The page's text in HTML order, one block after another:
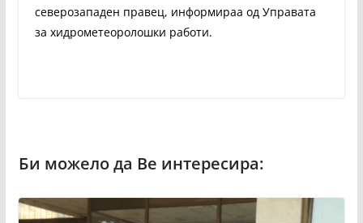
северозападен правец, информираа од Управата
за хидрометеоролошки работи.